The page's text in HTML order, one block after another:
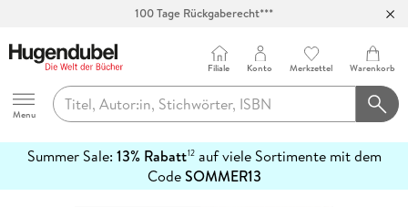
100 Tage Rückgaberecht***
Hugendubel
Menu
Filiale Konto Merkzettel Warenkorb
Summer Sale: 13% Rabatt12auf viele Sortimente mit dem
CodeSOMMER13
erfahren